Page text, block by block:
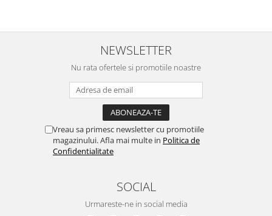
NEWSLETTER
Nu rata ofertele si promotiile noastre
Vreau sa primesc newsletter cu promotiile
magazinului. Afla mai multe in Politica de
Confidentialitate
SOCIAL
Urmareste-ne in social media